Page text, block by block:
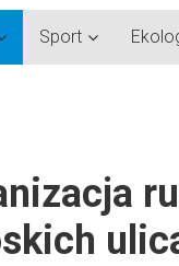
Sport